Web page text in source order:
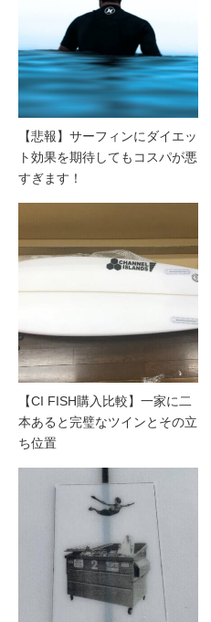
【悲報】サーフィンにダイエッ
ト効果を期待してもコスパが悪
すぎます！
【CI FISH購入比較】一家に二
本あると完璧なツインとその立
ち位置